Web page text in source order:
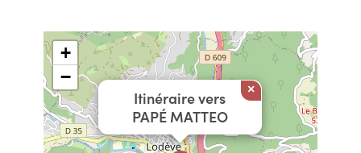
Itinéraire vers
PAPÉ MATTEO
×
+
−